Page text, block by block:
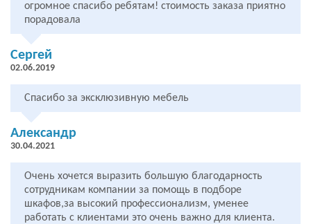
огромное спасибо ребятам! стоимость заказа приятно
порадовала
Сергей
02.06.2019
Спасибо за эксклюзивную мебель
Александр
30.04.2021
Очень хочется выразить большую благодарность
сотрудникам компании за помощь в подборе
шкафов,за высокий профессионализм, уменее
работать с клиентами это очень важно для клиента.